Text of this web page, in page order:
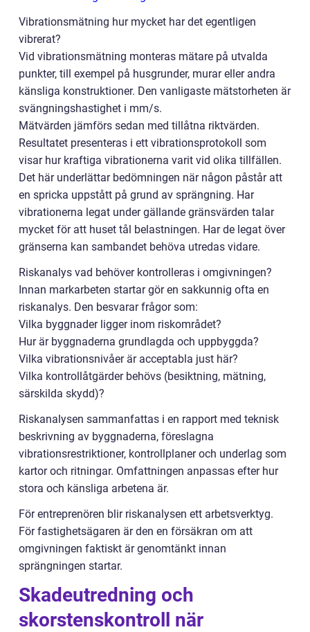
Vibrationsmätning hur mycket har det egentligen
vibrerat?
Vid vibrationsmätning monteras mätare på utvalda
punkter, till exempel på husgrunder, murar eller andra
känsliga konstruktioner. Den vanligaste mätstorheten är
svängningshastighet i mm/s.
Mätvärden jämförs sedan med tillåtna riktvärden.
Resultatet presenteras i ett vibrationsprotokoll som
visar hur kraftiga vibrationerna varit vid olika tillfällen.
Det här underlättar bedömningen när någon påstår att
en spricka uppstått på grund av sprängning. Har
vibrationerna legat under gällande gränsvärden talar
mycket för att huset tål belastningen. Har de legat över
gränserna kan sambandet behöva utredas vidare.
Riskanalys vad behöver kontrolleras i omgivningen?
Innan markarbeten startar gör en sakkunnig ofta en
riskanalys. Den besvarar frågor som:
Vilka byggnader ligger inom riskområdet?
Hur är byggnaderna grundlagda och uppbyggda?
Vilka vibrationsnivåer är acceptabla just här?
Vilka kontrollåtgärder behövs (besiktning, mätning,
särskilda skydd)?
Riskanalysen sammanfattas i en rapport med teknisk
beskrivning av byggnaderna, föreslagna
vibrationsrestriktioner, kontrollplaner och underlag som
kartor och ritningar. Omfattningen anpassas efter hur
stora och känsliga arbetena är.
För entreprenören blir riskanalysen ett arbetsverktyg.
För fastighetsägaren är den en försäkran om att
omgivningen faktiskt är genomtänkt innan
sprängningen startar.
Skadeutredning och
skorstenskontroll när